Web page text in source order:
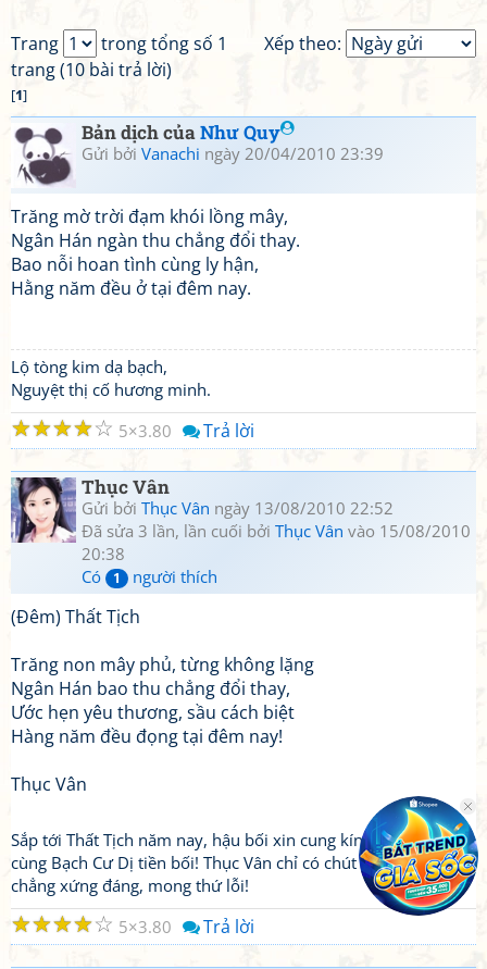
Xếp theo:
Trang
trong tổng số 1
trang (10 bài trả lời)
[1]
Bản dịch củaNhư Quy
Gửi bởi Vanachi ngày 20/04/2010 23:39
Trăng mờ trời đạm khói lồng mây,
Ngân Hán ngàn thu chẳng đổi thay.
Bao nỗi hoan tình cùng ly hận,
Hằng năm đều ở tại đêm nay.
Lộ tòng kim dạ bạch,
Nguyệt thị cố hương minh.
☆
☆
☆
☆
☆ 5 3.80 Trả lời
Thục Vân
Gửi bởi Thục Vân ngày 13/08/2010 22:52
Đã sửa 3 lần, lần cuối bởi Thục Vân vào 15/08/2010
20:38
Có
1 người thích
(Đêm) Thất Tịch
Trăng non mây phủ, từng không lặng
Ngân Hán bao thu chẳng đổi thay,
Ước hẹn yêu thương, sầu cách biệt
Hàng năm đều đọng tại đêm nay!
Thục Vân
Sắp tới Thất Tịch năm nay, hậu bối xin cung kính ngâm thơ
cùng Bạch Cư Dị tiền bối! Thục Vân chỉ có chút lòng, không tài
chẳng xứng đáng, mong thứ lỗi!
☆
☆
☆
☆
☆ 5 3.80 Trả lời